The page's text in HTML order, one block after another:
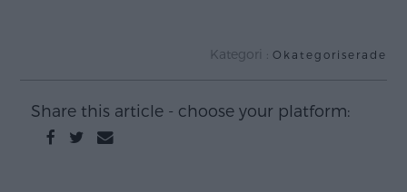
Kategori : Okategoriserade
Share this article - choose your platform: